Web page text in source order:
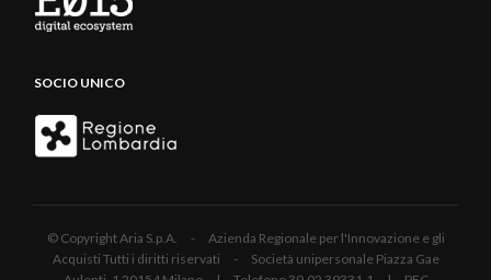
SOCIO UNICO
© Copyright Aria S.p.A. - Azienda Regionale per l'Innovazione e gli
Acquisti Tutti i diritti riservati - Società unipersonale Piazza Gae